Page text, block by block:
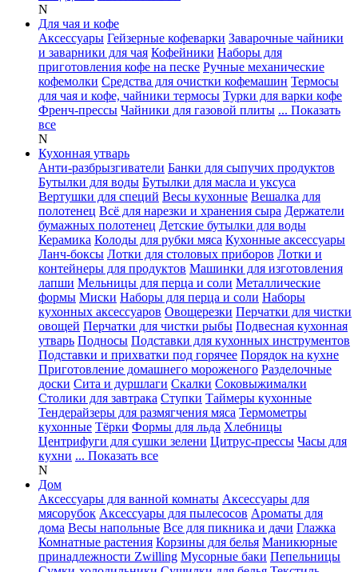
N
Для чая и кофе
Аксессуары Гейзерные кофеварки Заварочные чайники
и заварники для чая Кофейники Наборы для
приготовления кофе на песке Ручные механические
кофемолки Средства для очистки кофемашин Термосы
для чая и кофе, чайники термосы Турки для варки кофе
Френч-прессы Чайники для газовой плиты ... Показать
все
N
Кухонная утварь
Анти-разбрызгиватели Банки для сыпучих продуктов
Бутылки для воды Бутылки для масла и уксуса
Вертушки для специй Весы кухонные Вешалка для
полотенец Всё для нарезки и хранения сыра Держатели
бумажных полотенец Детские бутылки для воды
Керамика Колоды для рубки мяса Кухонные аксессуары
Ланч-боксы Лотки для столовых приборов Лотки и
контейнеры для продуктов Машинки для изготовления
лапши Мельницы для перца и соли Металлические
формы Миски Наборы для перца и соли Наборы
кухонных аксессуаров Овощерезки Перчатки для чистки
овощей Перчатки для чистки рыбы Подвесная кухонная
утварь Подносы Подставки для кухонных инструментов
Подставки и прихватки под горячее Порядок на кухне
Приготовление домашнего мороженого Разделочные
доски Сита и дуршлаги Скалки Соковыжималки
Столики для завтрака Ступки Таймеры кухонные
Тендерайзеры для размягчения мяса Термометры
кухонные Тёрки Формы для льда Хлебницы
Центрифуги для сушки зелени Цитрус-прессы Часы для
кухни ... Показать все
N
Дом
Аксессуары для ванной комнаты Аксессуары для
мясорубок Аксессуары для пылесосов Ароматы для
дома Весы напольные Все для пикника и дачи Глажка
Комнатные растения Корзины для белья Маникюрные
принадлежности Zwilling Мусорные баки Пепельницы